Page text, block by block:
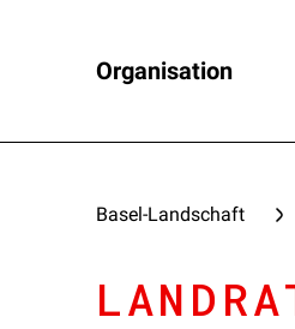
Organisation
Basel-Landschaft